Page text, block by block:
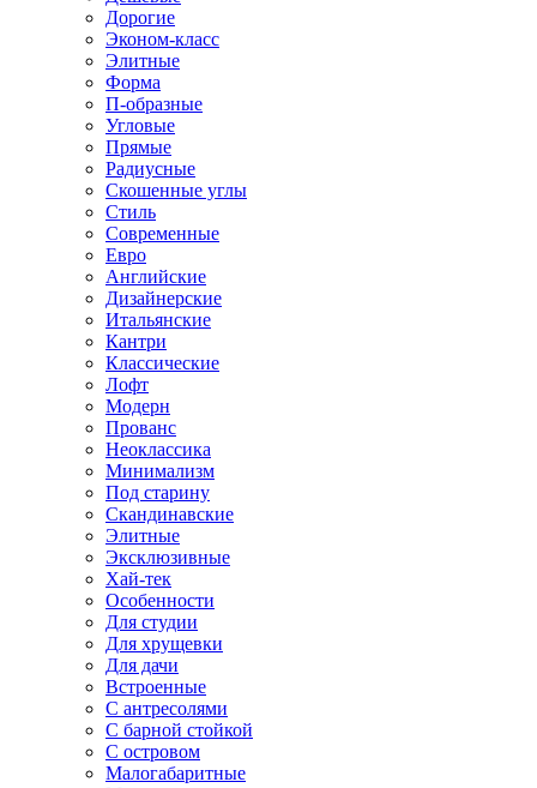
Дорогие
Эконом-класс
Элитные
Форма
П-образные
Угловые
Прямые
Радиусные
Скошенные углы
Стиль
Современные
Евро
Английские
Дизайнерские
Итальянские
Кантри
Классические
Лофт
Модерн
Прованс
Неоклассика
Минимализм
Под старину
Скандинавские
Элитные
Эксклюзивные
Хай-тек
Особенности
Для студии
Для хрущевки
Для дачи
Встроенные
С антресолями
С барной стойкой
С островом
Малогабаритные